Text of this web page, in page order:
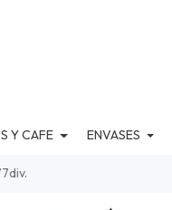
Y CAFE ENVASES